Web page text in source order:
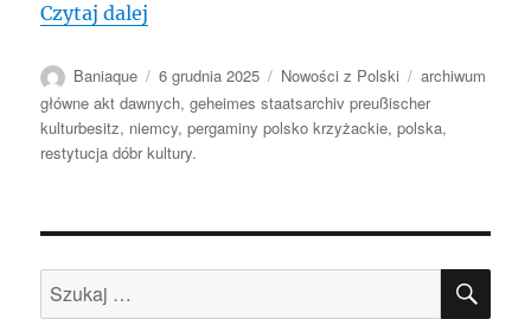
Czytaj dalej
Autor
Baniaque
Data
publikacji
6 grudnia 2025 Kategorie
Nowości z Polski Tagi
archiwum
główne akt dawnych,geheimes staatsarchiv preußischer
kulturbesitz, niemcy,pergaminy polsko krzyżackie,polska,
restytucja dóbr kultury.
Szukaj: